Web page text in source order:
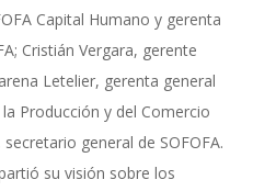
Capital Humano y gerenta
Cristián Vergara, gerente
Letelier, gerenta general
Producción y del Comercio
secretario general de SOFOFA.
su visión sobre los